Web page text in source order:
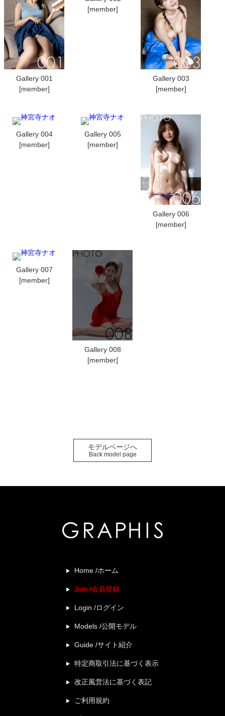
Gallery 001
[member]
[member]
Gallery 003
[member]
Gallery 004
[member]
Gallery 005
[member]
Gallery 006
[member]
Gallery 007
[member]
Gallery 008
[member]
モデルページへ
Back model page
Home /ホーム
Join /会員登録
Login /ログイン
Models /公開モデル
Guide /サイト紹介
特定商取引法に基づく表示
改正風営法に基づく表記
ご利用規約